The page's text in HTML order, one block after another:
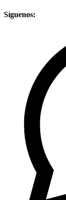
Síguenos: